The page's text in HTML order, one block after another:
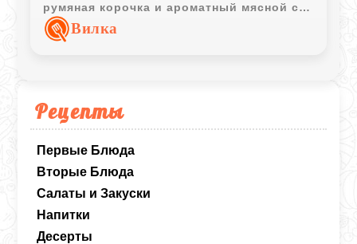
Рецепты
Первые Блюда
Вторые Блюда
Салаты и Закуски
Напитки
Десерты
румяная корочка и ароматный мясной сок
делают блюдо отличным вариантом для
сытного обеда или ужина.
Вилка